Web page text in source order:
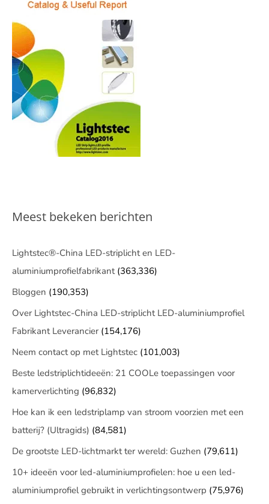
Meest bekeken berichten
Lightstec®-China LED-striplicht en LED-
aluminiumprofielfabrikant (363,336)
Bloggen (190,353)
Over Lightstec-China LED-striplicht LED-aluminiumprofiel
Fabrikant Leverancier (154,176)
Neem contact op met Lightstec (101,003)
Beste ledstriplichtideeën: 21 COOLe toepassingen voor
kamerverlichting (96,832)
Hoe kan ik een ledstriplamp van stroom voorzien met een
batterij? (Ultragids) (84,581)
De grootste LED-lichtmarkt ter wereld: Guzhen (79,611)
10+ ideeën voor led-aluminiumprofielen: hoe u een led-
aluminiumprofiel gebruikt in verlichtingsontwerp (75,976)